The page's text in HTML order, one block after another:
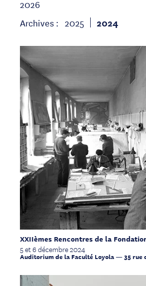
2026
Archives : 2025 2024
XXIIèmes Rencontres de la
5 et 6 décembre 2024
Auditorium de la Faculté Loyola — 35 rue